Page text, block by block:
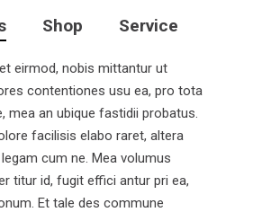
Shop Service
eirmod, nobis mittantur ut
contentiones usu ea, pro tota
mea an ubique fastidii probatus.
facilisis elabo raret, altera
cum ne. Mea volumus
titur id, fugit effici antur pri ea,
Et tale des commune